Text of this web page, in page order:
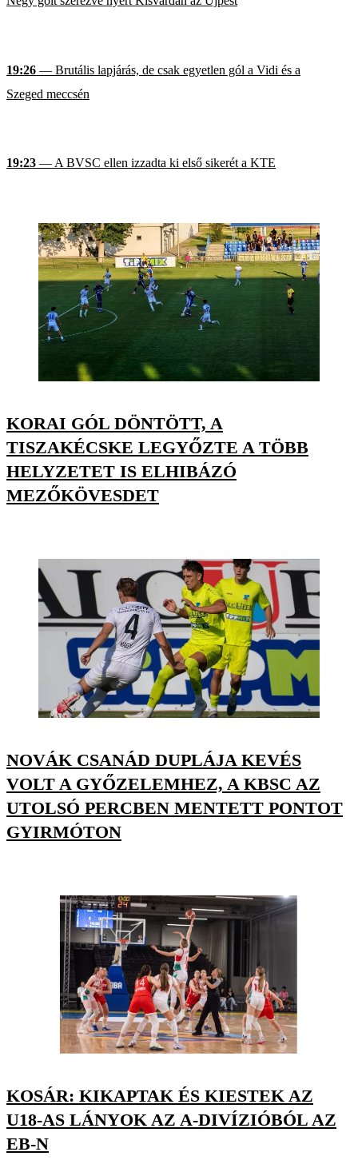
19:26 — Brutális lapjárás, de csak egyetlen gól a Vidi és a
Szeged meccsén
19:23 — A BVSC ellen izzadta ki első sikerét a KTE
KORAI GÓL DÖNTÖTT, A
TISZAKÉCSKE LEGYŐZTE A TÖBB
HELYZETET IS ELHIBÁZÓ
MEZŐKÖVESDET
NOVÁK CSANÁD DUPLÁJA KEVÉS
VOLT A GYŐZELEMHEZ, A KBSC AZ
UTOLSÓ PERCBEN MENTETT PONTOT
GYIRMÓTON
KOSÁR: KIKAPTAK ÉS KIESTEK AZ
U18-AS LÁNYOK AZ A-DIVÍZIÓBÓL AZ
EB-N